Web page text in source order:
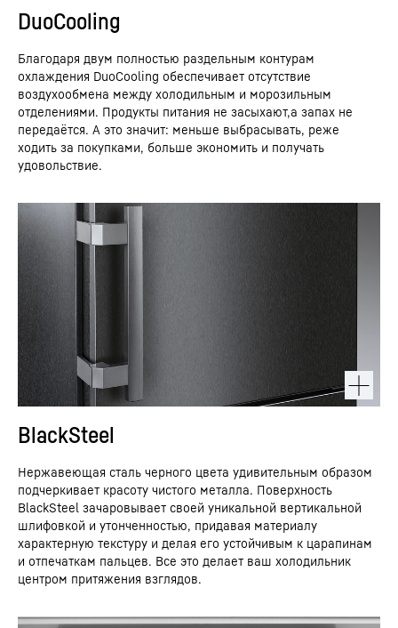
DuoCooling
Благодаря двум полностью раздельным контурам
охлаждения DuoCooling обеспечивает отсутствие
воздухообмена между холодильным и морозильным
отделениями. Продукты питания не засыхают,а запах не
передаётся. А это значит: меньше выбрасывать, реже
ходить за покупками, больше экономить и получать
удовольствие.
BlackSteel
Нержавеющая сталь черного цвета удивительным образом
подчеркивает красоту чистого металла. Поверхность
BlackSteel зачаровывает своей уникальной вертикальной
шлифовкой и утонченностью, придавая материалу
характерную текстуру и делая его устойчивым к царапинам
и отпечаткам пальцев. Все это делает ваш холодильник
центром притяжения взглядов.